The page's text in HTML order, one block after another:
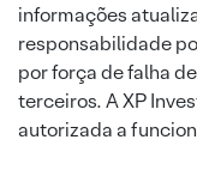
informações
responsabilidade
por força de falha
terceiros. A XP
autorizada a